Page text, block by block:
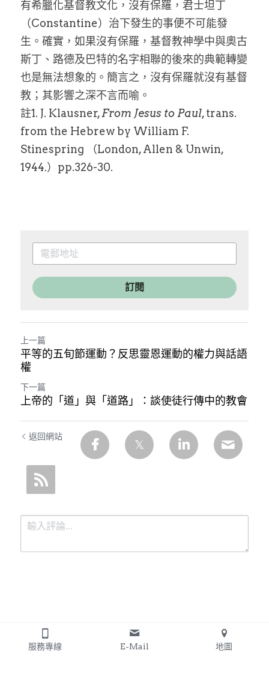
有希臘化基督教文化，沒有保羅，君士坦丁
（Constantine）治下發生的事便不可能發
生。確實，如果沒有保羅，基督教神學中與奧古
斯丁、路德及巴特的名字相聯的後來的典範轉變
也是無法想象的。簡言之，沒有保羅就沒有基督
教；其影響之深不言而喻。
註1. J. Klausner, From Jesus to Paul, trans.
from the Hebrew by William F.
Stinespring （London, Allen & Unwin,
1944.）pp.326-30.
訂閱
上一篇
平等的五旬節運動？反思靈恩運動的權力與話語
權
下一篇
上帝的「道」與「道路」：談使徒行傳中的教會
返回網站
提交
服務專線 E-Mail 地圖